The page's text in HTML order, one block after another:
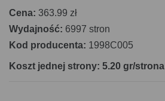
Cena: 363.99 zł
Wydajność: 6997 stron
Kod producenta: 1998C005
Koszt jednej strony: 5.20 gr/strona